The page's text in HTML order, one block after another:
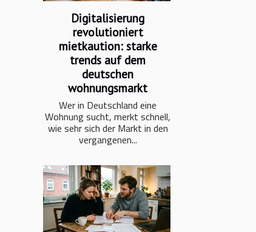
Digitalisierung
revolutioniert
mietkaution: starke
trends auf dem
deutschen
wohnungsmarkt
Wer in Deutschland eine
Wohnung sucht, merkt schnell,
wie sehr sich der Markt in den
vergangenen...